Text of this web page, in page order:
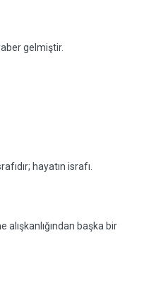
gelmiştir.
hayatın israfı.
başka bir